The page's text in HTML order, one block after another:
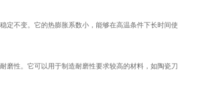
定不变。它的热膨胀系数小，能够在高温条件下长时间使
性。它可以用于制造耐磨性要求较高的材料，如陶瓷刀